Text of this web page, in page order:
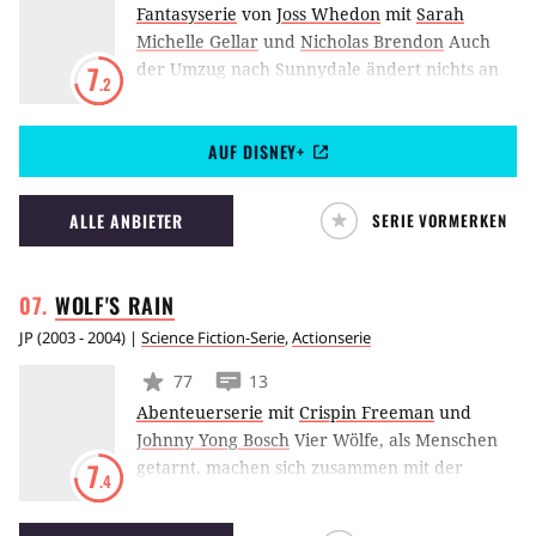
7.2
Fantasyserie von Joss Whedon mit Sarah
Michelle Gellar und Nicholas Brendon Auch
der Umzug nach Sunnydale ändert nichts an
(Slayer), die die Mächte der Dunkelheit unter
Kontrolle halten soll. Sunnydale liegt direkt
über einem Höllenschlund, der mit schöner
Regelmässigkeit neue Vampire und Dämonen
ausspuckt.
AUF DISNEY+
ALLE ANBIETER SERIE VORMERKEN
WOLF'S RAIN
JP(2003 - 2004) | Science Fiction-Serie,Actionserie
7.4
77
13
Abenteuerserie mit Crispin Freeman und
Johnny Yong Bosch Vier Wölfe, als Menschen
getarnt, machen sich zusammen mit der
dem Paradies. Unsicher, ob sie je dorthin